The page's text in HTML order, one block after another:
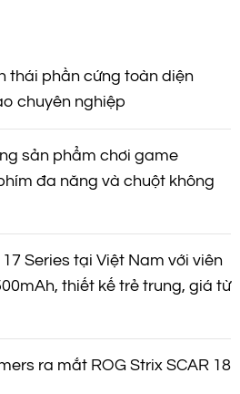
thái phần cứng toàn diện
chuyên nghiệp
sản phẩm chơi game
đa năng và chuột không
Series tại Việt Nam với viên
thiết kế trẻ trung, giá từ
ra mắt ROG Strix SCAR 18